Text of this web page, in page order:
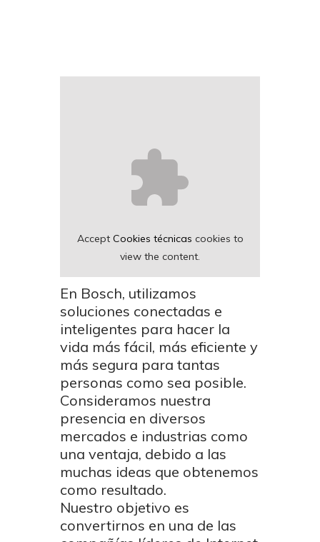
Accept Cookies técnicas cookies to
view the content.
En Bosch, utilizamos
soluciones conectadas e
inteligentes para hacer la
vida más fácil, más eficiente y
más segura para tantas
personas como sea posible.
Consideramos nuestra
presencia en diversos
mercados e industrias como
una ventaja, debido a las
muchas ideas que obtenemos
como resultado.
Nuestro objetivo es
convertirnos en una de las